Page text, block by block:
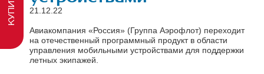
21.12.22
Авиакомпания «Россия» (Группа Аэрофлот) переходит
на отечественный программный продукт в области
управления мобильными устройствами для поддержки
летных экипажей.